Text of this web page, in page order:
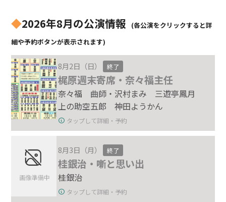
◆2026年8月の公演情報
(各公演をクリックすると詳
細や予約ボタンが表示されます)
8月2日（日） 終了
梶原週末寄席・奈々福主任
奈々福 曲師・沢村まみ 三遊亭鳳月
上の助空五郎 神田ようかん
タップして詳細・予約
8月3日（月） 終了
桂銀治・噺と思い出
桂銀治
タップして詳細・予約